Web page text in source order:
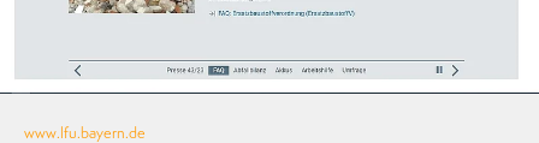
www.lfu.bayern.de